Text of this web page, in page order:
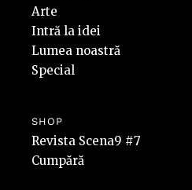
Arte
Intră la idei
Lumea noastră
Special
SHOP
Revista Scena9 #7
Cumpără